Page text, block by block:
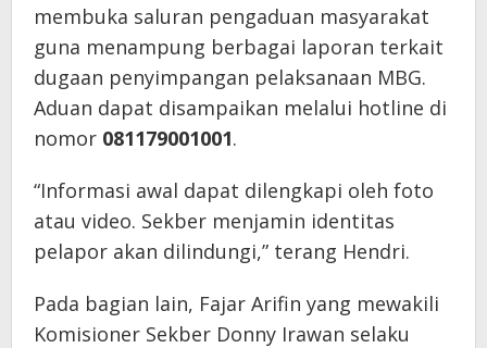
membuka saluran pengaduan masyarakat
guna menampung berbagai laporan terkait
dugaan penyimpangan pelaksanaan MBG.
Aduan dapat disampaikan melalui hotline di
nomor 081179001001.
“Informasi awal dapat dilengkapi oleh foto
atau video. Sekber menjamin identitas
pelapor akan dilindungi,” terang Hendri.
Pada bagian lain, Fajar Arifin yang mewakili
Komisioner Sekber Donny Irawan selaku